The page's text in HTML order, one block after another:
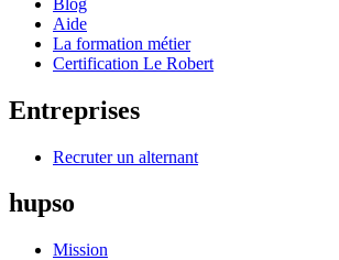
Aide
La formation métier
Certification Le Robert
Entreprises
Recruter un alternant
hupso
Mission